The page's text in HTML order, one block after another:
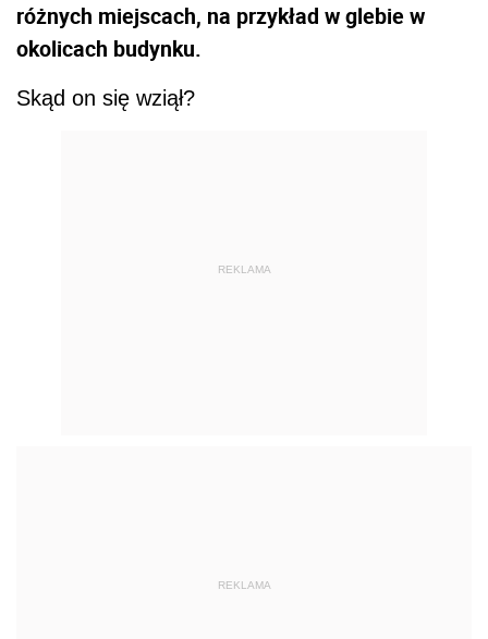
różnych miejscach, na przykład w glebie w
okolicach budynku.
Skąd on się wziął?
REKLAMA
w ziemi pod domem, drewnie kominkowym lub